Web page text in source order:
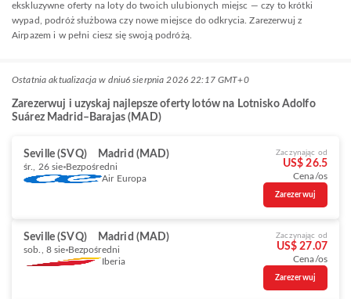
ekskluzywne oferty na loty do twoich ulubionych miejsc — czy to krótki
wypad, podróż służbowa czy nowe miejsce do odkrycia. Zarezerwuj z
Airpazem i w pełni ciesz się swoją podróżą.
Ostatnia aktualizacja w dniu6 sierpnia 2026 22:17 GMT+0
Zarezerwuj i uzyskaj najlepsze oferty lotów na Lotnisko Adolfo
Suárez Madrid–Barajas (MAD)
Seville (SVQ) Madrid (MAD)
śr., 26 sie Bezpośredni
Air Europa
Zaczynając od
US$ 26.5
Cena/os
Zarezerwuj
Seville (SVQ) Madrid (MAD)
sob., 8 sie Bezpośredni
Iberia
Zaczynając od
US$ 27.07
Cena/os
Zarezerwuj